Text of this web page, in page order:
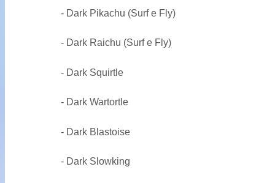
- Dark Pikachu (Surf e Fly)
- Dark Raichu (Surf e Fly)
- Dark Squirtle
- Dark Wartortle
- Dark Blastoise
- Dark Slowking